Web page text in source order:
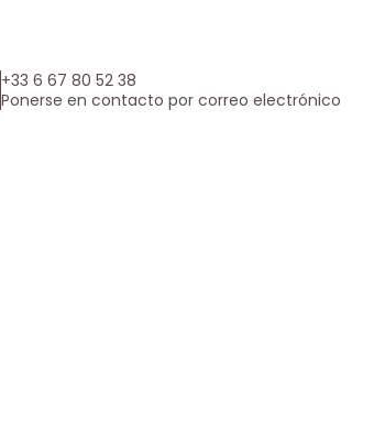
+33 6 67 80 52 38
Ponerse en contacto por correo electrónico